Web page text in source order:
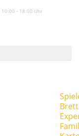
10:00 - 18:00 Uhr